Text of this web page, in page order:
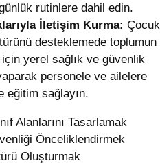
rutinlere dahil edin.
İletişim Kurma: Çocuk
desteklemede toplumun
yerel sağlık ve güvenlik
personele ve ailelere
eğitim sağlayın.